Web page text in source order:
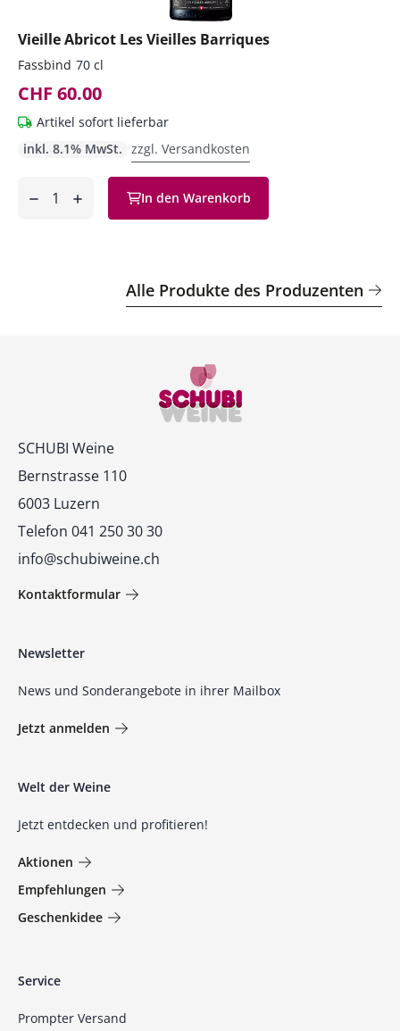
Vieille Abricot Les Vieilles Barriques
Fassbind 70 cl
CHF 60.00
Artikel sofort lieferbar
inkl. 8.1% MwSt. zzgl. Versandkosten
hinzufügen
In den Warenkorb
Alle Produkte des Produzenten
Kontakt
SCHUBI Weine
Bernstrasse 110
6003 Luzern
Telefon 041 250 30 30
info@schubiweine.ch
Kontaktformular
Newsletter
News und Sonderangebote in ihrer Mailbox
Jetzt anmelden
Welt der Weine
Jetzt entdecken und profitieren!
Aktionen
Empfehlungen
Geschenkidee
Service
Prompter Versand